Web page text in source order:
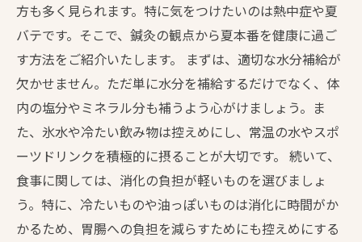
方も多く見られます。特に気をつけたいのは熱中症や夏
バテです。そこで、鍼灸の観点から夏本番を健康に過ご
す方法をご紹介いたします。 まずは、適切な水分補給が
欠かせません。ただ単に水分を補給するだけでなく、体
内の塩分やミネラル分も補うよう心がけましょう。ま
た、氷水や冷たい飲み物は控えめにし、常温の水やスポ
ーツドリンクを積極的に摂ることが大切です。 続いて、
食事に関しては、消化の負担が軽いものを選びましょ
う。特に、冷たいものや油っぽいものは消化に時間がか
かるため、胃腸への負担を減らすためにも控えめにする